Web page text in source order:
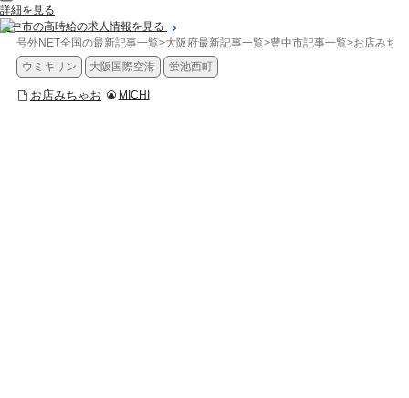
詳細を見る
豊中市の高時給の求人情報を見る
号外NET全国の最新記事一覧>大阪府最新記事一覧>豊中市記事一覧>お店みち
ウミキリン
大阪国際空港 蛍池西町
お店みちゃお MICHI